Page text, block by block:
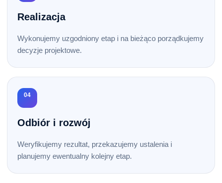
Realizacja
Wykonujemy uzgodniony etap i na bieżąco porządkujemy
decyzje projektowe.
04
Odbiór i rozwój
Weryfikujemy rezultat, przekazujemy ustalenia i
planujemy ewentualny kolejny etap.